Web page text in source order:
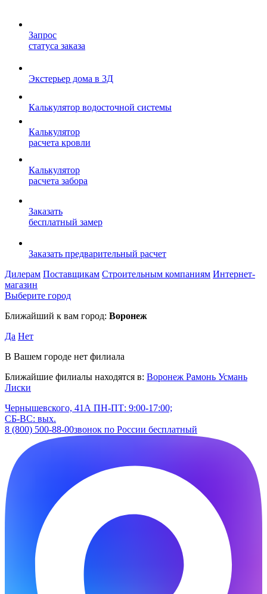
Запрос
статуса заказа
Экстерьер дома в 3Д
Калькулятор водосточной системы
Калькулятор
расчета кровли
Калькулятор
расчета забора
Заказать
бесплатный замер
Заказать предварительный расчет
Дилерам Поставщикам Строительным компаниям Интернет-
магазин
Выберите город
Ближайший к вам город: Воронеж
Да Нет
В Вашем городе нет филиала
Ближайшие филиалы находятся в: Воронеж Рамонь Усмань
Лиски
Чернышевского, 41А ПН-ПТ: 9:00-17:00;
СБ-ВС: вых.
8 (800) 500-88-00звонок по России бесплатный